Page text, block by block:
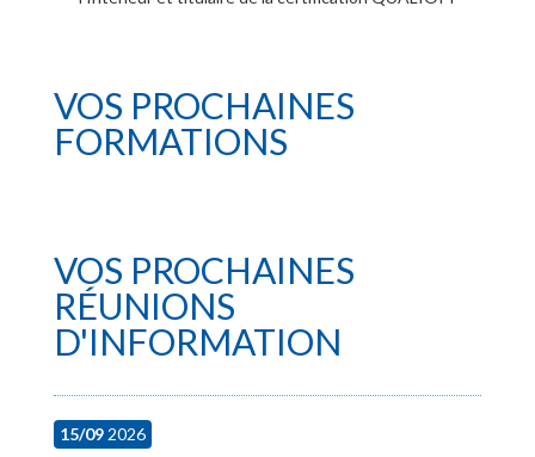
VOS PROCHAINES
FORMATIONS
VOS PROCHAINES
RÉUNIONS
D'INFORMATION
15/092026